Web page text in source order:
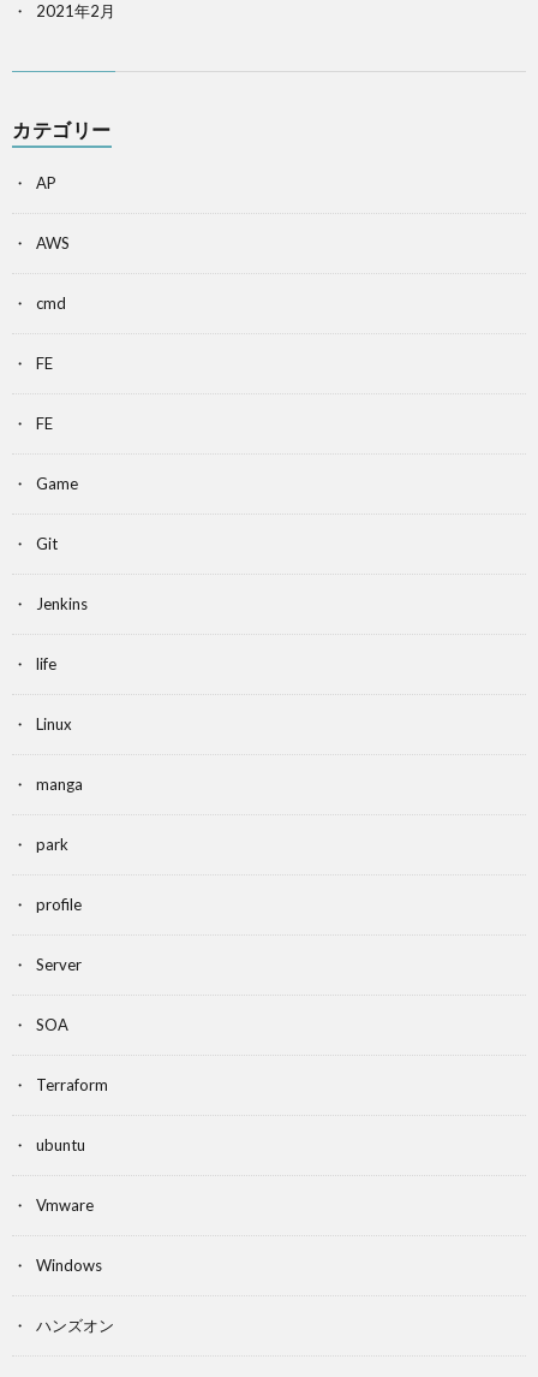
2021年2月
カテゴリー
AP
AWS
cmd
FE
FE
Game
Git
Jenkins
life
Linux
manga
park
profile
Server
SOA
Terraform
ubuntu
Vmware
Windows
ハンズオン